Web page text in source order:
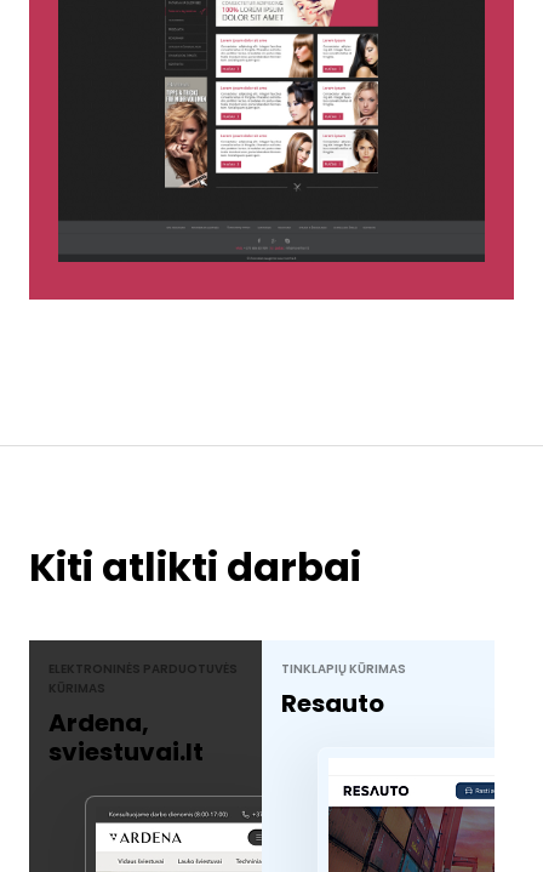
Kiti atlikti darbai
ELEKTRONINĖS PARDUOTUVĖS
KŪRIMAS
Ardena,
sviestuvai.lt
TINKLAPIŲ KŪRIMAS
Resauto